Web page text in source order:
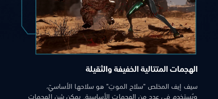
الهجمات المتتالية الخفيفة والثقيلة
سيف إيف المخلص "سلاح الموتِ" هو سلاحها الأساسيّ،
ويُستخدم في عدد من الهجمات الأساسيةِ. يمكن شن الهجمات